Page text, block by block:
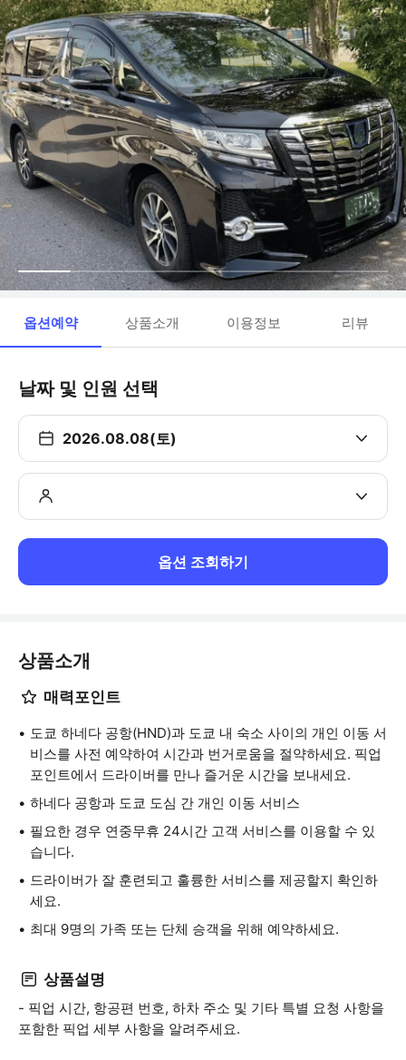
옵션예약 상품소개 이용정보 리뷰
날짜 및 인원 선택
2026.08.08(토)
옵션 조회하기
상품소개
매력포인트
도쿄 하네다 공항(HND)과 도쿄 내 숙소 사이의 개인 이동 서
비스를 사전 예약하여 시간과 번거로움을 절약하세요. 픽업
포인트에서 드라이버를 만나 즐거운 시간을 보내세요.
하네다 공항과 도쿄 도심 간 개인 이동 서비스
필요한 경우 연중무휴 24시간 고객 서비스를 이용할 수 있
습니다.
드라이버가 잘 훈련되고 훌륭한 서비스를 제공할지 확인하
세요.
최대 9명의 가족 또는 단체 승객을 위해 예약하세요.
상품설명
- 픽업 시간, 항공편 번호, 하차 주소 및 기타 특별 요청 사항을
포함한 픽업 세부 사항을 알려주세요.